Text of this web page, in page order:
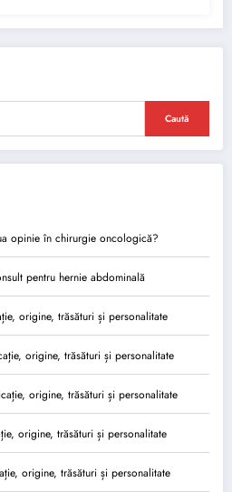
Caută
opinie în chirurgie oncologică?
pentru hernie abdominală
origine, trăsături și personalitate
origine, trăsături și personalitate
origine, trăsături și personalitate
origine, trăsături și personalitate
origine, trăsături și personalitate